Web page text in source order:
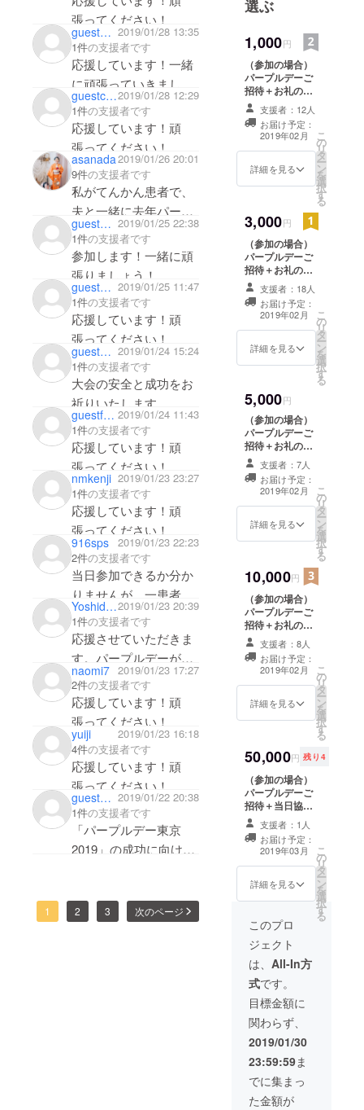
張ってください！
guestd3a8c35565 2019/01/28 13:35
1件の支援者です
応援しています！一緒
に頑張っていきましょ
う！！guestc5d54d0a122019/01/28 12:29
1件の支援者です
応援しています！頑
張ってください！
asanada2019/01/26 20:01
9件の支援者です
私がてんかん患者で、
夫と一緒に去年パープ
ルデー東京に参加しま
した。先ほど夫が夫婦
２人でPurple Codeの活
動サポートをしようと
言ってくれ支援するこ
とにしました。自分も
含め世界中に普通に多
くのてんかん患者がい
て、色んな生き方をし
ているし、色んな生き
方ができることをこの
活動を通じてもっと伝
わることを願ってま
す。
guestaf3a6556dc 2019/01/25 22:38
1件の支援者です
参加します！一緒に頑
張りましょう！
guest0722d26208 2019/01/25 11:47
1件の支援者です
応援しています！頑
張ってください！
guest3ba15d17fb 2019/01/24 15:24
1件の支援者です
大会の安全と成功をお
祈りいたします。 皆
様がんばってくださ
guestfefdd32259 2019/01/24 11:43
1件の支援者です
応援しています！頑
張ってください！
当日も参加させていた
だきます。
nmkenji 2019/01/23 23:27
1件の支援者です
応援しています！頑
張ってください！
916sps 2019/01/23 22:23
2件の支援者です
当日参加できるか分か
りませんが、一患者と
して応援します。
Yoshida Hirohito2019/01/23 20:39
1件の支援者です
応援させていただきま
す。パープルデーが広
く認知されるよう活動
頑張ってください！
naomi7 2019/01/23 17:27
2件の支援者です
応援しています！頑
張ってください！
yuiji
2019/01/23 16:18
4件の支援者です
応援しています！頑
張ってください！
guestde42deed3d 2019/01/22 20:38
1件の支援者です
「パープルデー東京
2019」の成功に向けて
1 2 3 次のページ
民の知識・
理解の向上
を目指し活
動していま
す。東京で
のパープル
デーを主催
していま
す。
選ぶ
1,000円
（参加の場合）
パープルデーご
招待＋お礼の
メール支援者：12人
お届け予定：
2019年02月
詳細を見る
こ
の
リ
タ
ー
ン
を
選
択
す
る
3,000円
（参加の場合）
パープルデーご
招待＋お礼の
メール＋当日協
賛者お名前の掲
示
支援者：18人
お届け予定：
2019年02月
詳細を見る
こ
の
リ
タ
ー
ン
を
選
択
す
る
5,000円
（参加の場合）
パープルデーご
招待＋お礼の手
紙＋当日協賛者
お名前の掲示
支援者：7人
お届け予定：
2019年02月
詳細を見る
こ
の
リ
タ
ー
ン
を
選
択
す
る
10,000円
（参加の場合）
パープルデーご
招待＋お礼の手
紙＋当日協賛者
お名前の掲示＋
参加賞
支援者：8人
お届け予定：
2019年02月
詳細を見る
こ
の
リ
タ
ー
ン
を
選
択
す
る
50,000円 残り4
（参加の場合）
パープルデーご
招待＋当日協賛
者お名前の掲示
＋参加賞＋お礼
の手紙＋作成さ
れたメッセージ
アートの貸し出
し
支援者：1人
お届け予定：
2019年03月
詳細を見る
こ
の
リ
タ
ー
ン
を
選
択
す
る
このプロ
ジェクト
は、 All-In方
式です。
目標金額に
関わらず、
2019/01/30
23:59:59ま
でに集まっ
た金額が